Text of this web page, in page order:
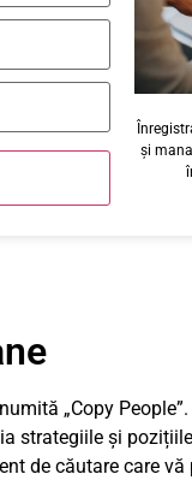
și
„Copy
strategiile și
de căutare care